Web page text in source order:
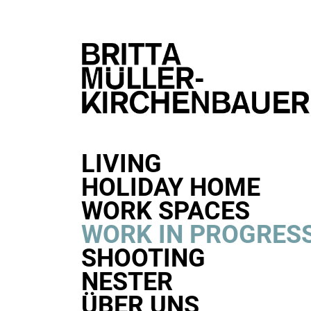
LIVING
HOLIDAY HOME
WORK SPACES
WORK IN
SHOOTING
NESTER